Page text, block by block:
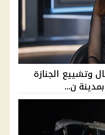
وتشييع الجنازة
ن...